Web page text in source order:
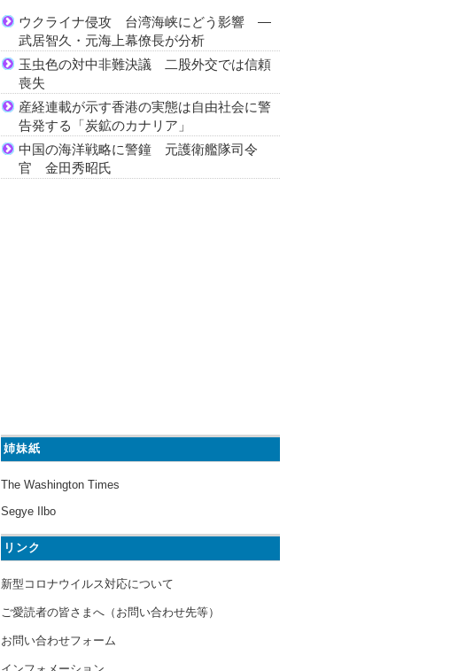
ウクライナ侵攻 台湾海峡にどう影響 ―
武居智久・元海上幕僚長が分析
玉虫色の対中非難決議 二股外交では信頼
喪失
産経連載が示す香港の実態は自由社会に警
告発する「炭鉱のカナリア」
中国の海洋戦略に警鐘 元護衛艦隊司令
官 金田秀昭氏
姉妹紙
The Washington Times
Segye Ilbo
リンク
新型コロナウイルス対応について
ご愛読者の皆さまへ（お問い合わせ先等）
お問い合わせフォーム